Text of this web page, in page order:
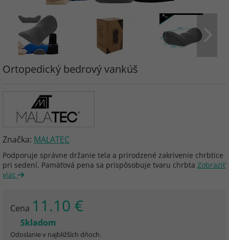
Ortopedický bedrový vankúš
Značka: MALATEC
Podporuje správne držanie tela a prirodzené zakrivenie chrbtice
pri sedení. Pamäťová pena sa prispôsobuje tvaru chrbta Zobraziť
viac
Cena 11.10 €
Skladom
Odoslanie v najbližších dňoch.